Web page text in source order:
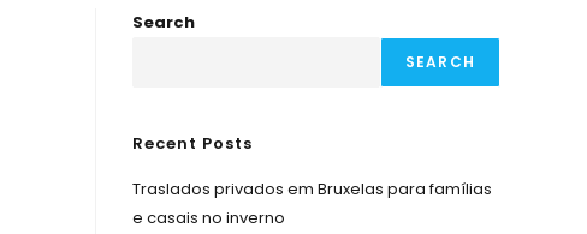
Search
SEARCH
Recent Posts
Traslados privados em Bruxelas para famílias
e casais no inverno